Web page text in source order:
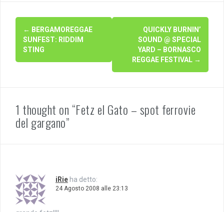
Navigazione
articolo
← BERGAMOREGGAE
SUNFEST: RIDDIM
STING
QUICKLY BURNIN’
SOUND @ SPECIAL
YARD – BORNASCO
REGGAE FESTIVAL →
1 thought on “Fetz el Gato – spot ferrovie
del gargano”
iRie ha detto:
24 Agosto 2008 alle 23:13